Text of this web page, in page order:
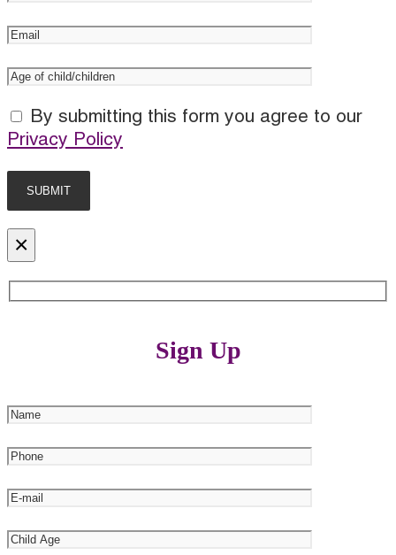
By submitting this form you agree to our
Privacy Policy
×
Sign Up